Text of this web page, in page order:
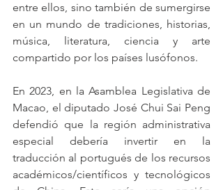
entre ellos, sino también de sumergirse
en un mundo de tradiciones, historias,
música, literatura, ciencia y arte
compartido por los países lusófonos.
En 2023, en la Asamblea Legislativa de
Macao, el diputado José Chui Sai Peng
defendió que la región administrativa
especial debería invertir en la
traducción al portugués de los recursos
académicos/científicos y tecnológicos